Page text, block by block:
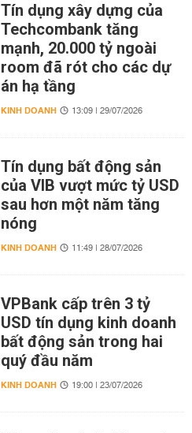
Tín dụng xây dựng của
Techcombank tăng
mạnh, 20.000 tỷ ngoài
room đã rót cho các dự
án hạ tầng
KINH DOANH 13:09 | 29/07/2026
Tín dụng bất động sản
của VIB vượt mức tỷ USD
sau hơn một năm tăng
nóng
KINH DOANH 11:49 | 28/07/2026
VPBank cấp trên 3 tỷ
USD tín dụng kinh doanh
bất động sản trong hai
quý đầu năm
KINH DOANH 19:00 | 23/07/2026